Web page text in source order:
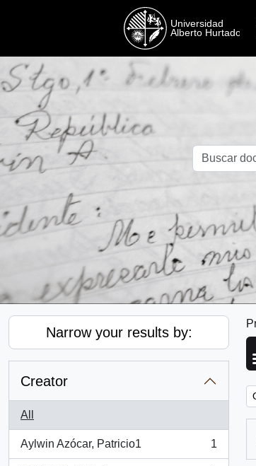
Narrow your results by:
Creator
All
Aylwin Azócar, Patricio1
, 1 results
1